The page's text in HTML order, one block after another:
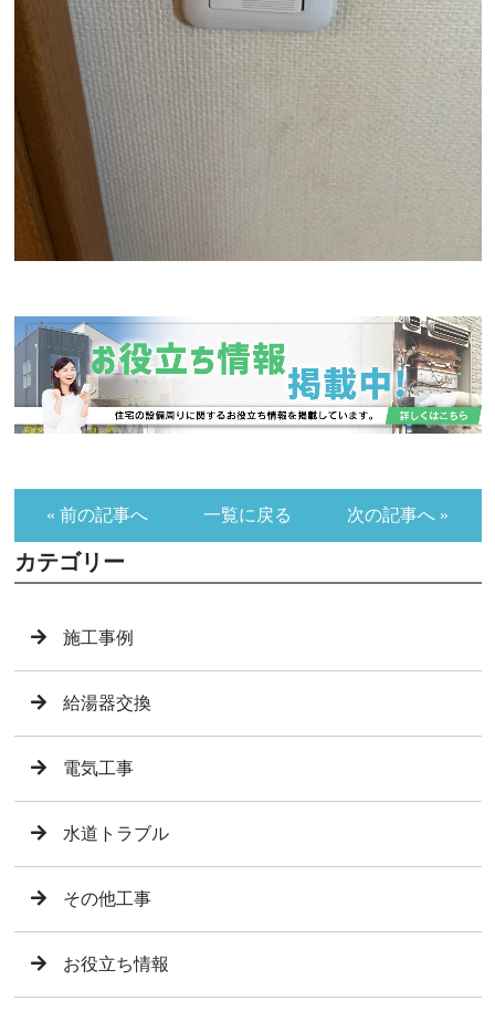
« 前の記事へ 一覧に戻る 次の記事へ »
カテゴリー
施工事例
給湯器交換
電気工事
水道トラブル
その他工事
お役立ち情報